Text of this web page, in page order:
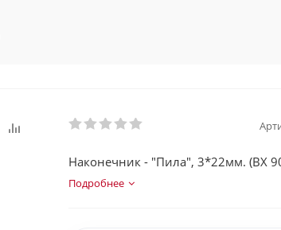
Наконечник - "Пила", 3*22мм. (BX
Подробнее